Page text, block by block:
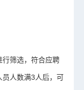
行筛选，符合应聘
人数满3人后，可